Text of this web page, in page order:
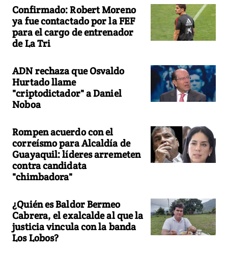
Confirmado: Robert Moreno
ya fue contactado por la FEF
para el cargo de entrenador
de La Tri
ADN rechaza que Osvaldo
Hurtado llame
"criptodictador" a Daniel
Noboa
Rompen acuerdo con el
correísmo para Alcaldía de
Guayaquil: líderes arremeten
contra candidata
"chimbadora"
¿Quién es Baldor Bermeo
Cabrera, el exalcalde al que la
justicia vincula con la banda
Los Lobos?